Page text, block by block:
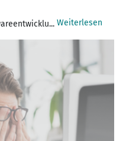
Weiterlesen